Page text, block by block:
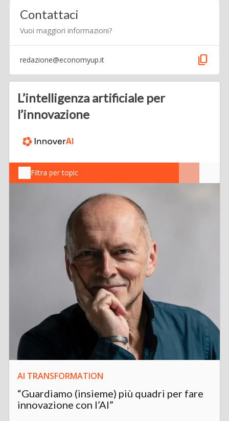
Contattaci
Vuoi maggiori informazioni?
redazione@economyup.it content_copy
L’intelligenza artificiale per
l’innovazione
Filtra per topic
AI TRANSFORMATION
“Guardiamo (insieme) più quadri per fare
innovazione con l’AI”